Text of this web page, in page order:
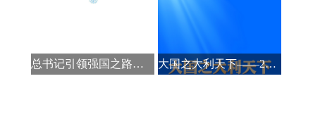
总书记引领强国之路｜把能源饭碗端 大国之大利天下——2026年春季中国